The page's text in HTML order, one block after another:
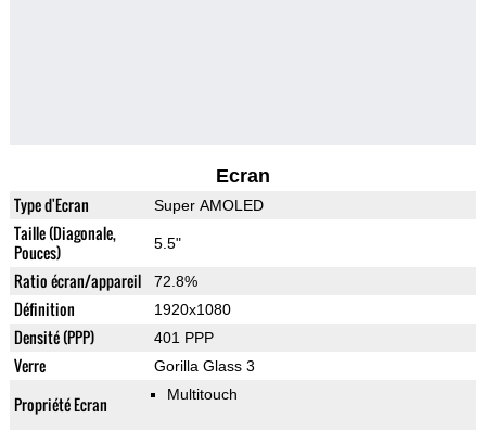
Ecran
Type d'Ecran Super AMOLED
Taille (Diagonale,
Pouces)
5.5"
Ratio écran/appareil 72.8%
Définition 1920x1080
Densité (PPP) 401 PPP
Verre Gorilla Glass 3
Propriété Ecran Multitouch